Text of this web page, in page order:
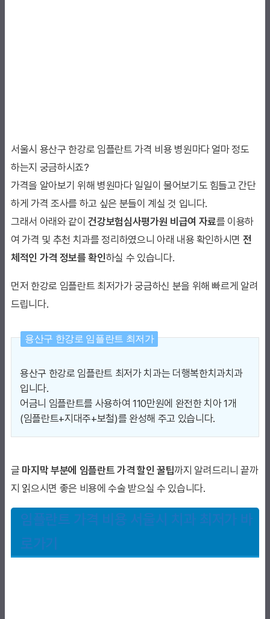
서울시 용산구 한강로 임플란트 가격 비용 병원마다 얼마 정도
하는지 궁금하시죠?
가격을 알아보기 위해 병원마다 일일이 물어보기도 힘들고 간단
하게 가격 조사를 하고 싶은 분들이 계실 것 입니다.
그래서 아래와 같이건강보험심사평가원 비급여 자료를 이용하
여 가격 및 추천 치과를 정리하였으니 아래 내용 확인하시면 전
체적인 가격 정보를 확인하실 수 있습니다.
먼저 한강로 임플란트 최저가가 궁금하신 분을 위해 빠르게 알려
드립니다.
용산구 한강로 임플란트 최저가
용산구 한강로 임플란트 최저가 치과는 더행복한치과치과
입니다.
어금니 임플란트를 사용하여 110만원에 완전한 치아 1개
(임플란트+지대주+보철)를 완성해 주고 있습니다.
글 마지막 부분에 임플란트 가격 할인 꿀팁까지 알려드리니 끝까
지 읽으시면 좋은 비용에 수술 받으실 수 있습니다.
임플란트 가격 비용 서울시 치과 최저가 바
로가기